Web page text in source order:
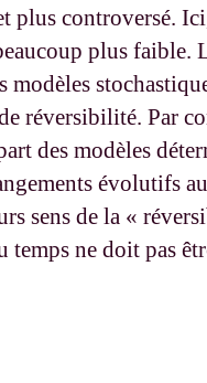
plus controversé.
plus faible.
réversibilité. Par
des modèles
évolutifs
sens de la «
ne doit pas